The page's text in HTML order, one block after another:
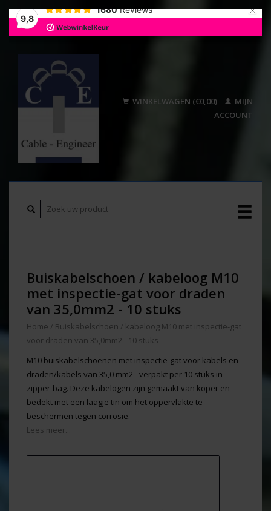
9,8
1680 Reviews ×
WINKELWAGEN (€0,00)
MIJN
ACCOUNT
Buiskabelschoen / kabeloog M10
met inspectie-gat voor draden
van 35,0mm2 - 10 stuks
Home / Buiskabelschoen / kabeloog M10 met inspectie-gat
voor draden van 35,0mm2 - 10 stuks
M10 buiskabelschoenen met inspectie-gat voor kabels en
draden/kabels van 35,0 mm2 - verpakt per 10 stuks in
zipper-bag. Deze kabelogen zijn gemaakt van koper en
bedekt met een laagje tin om het oppervlakte te
beschermen tegen corrosie.
Lees meer...